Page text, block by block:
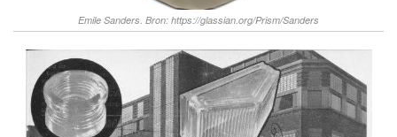
Emile Sanders. Bron: https://glassian.org/Prism/Sanders